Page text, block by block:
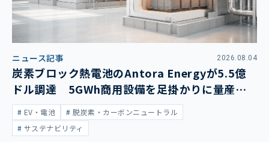
ニュース記事 2026.08.04
炭素ブロック熱電池のAntora Energyが5.5億
ドル調達 5GWh商用設備を足掛かりに量産拡
大EV・電池
脱炭素・カーボンニュートラル
サステナビリティ